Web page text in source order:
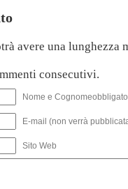
avere una lunghezza
consecutivi.
Nome e
E-mail (non verrà
Sito Web